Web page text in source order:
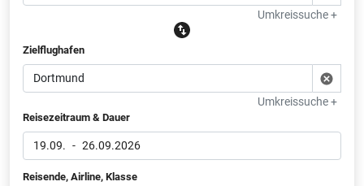
Umkreissuche +
Zielflughafen
Umkreissuche +
Reisezeitraum & Dauer
19.09. - 26.09.2026
Reisende, Airline, Klasse